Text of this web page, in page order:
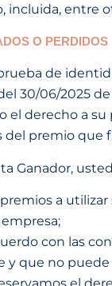
incluida,
O PERDIDOS
de
30/06/2025
derecho a
del premio que
Ganador,
a
con las
que no